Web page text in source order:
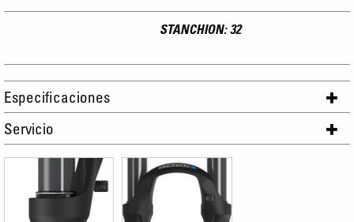
STANCHION: 32
Especificaciones
Servicio